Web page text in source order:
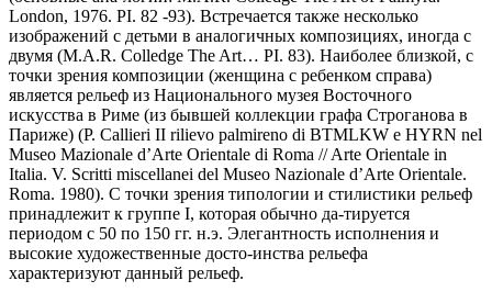
London, 1976. PI. 82 -93). Встречается также несколько
изображений с детьми в аналогичных композициях, иногда с
двумя (M.A.R. Colledge The Art… PI. 83). Наиболее близкой, с
точки зрения композиции (женщина с ребенком справа)
является рельеф из Национального музея Восточного
искусства в Риме (из бывшей коллекции графа Строганова в
Париже) (Р. Callieri II rilievo palmireno di BTMLKW e HYRN nel
Museo Mazionale d’Arte Orientale di Roma // Arte Orientale in
Italia. V. Scritti miscellanei del Museo Nazionale d’Arte Orientale.
Roma. 1980). С точки зрения типологии и стилистики рельеф
принадлежит к группе I, которая обычно да-тируется
периодом с 50 по 150 гг. н.э. Элегантность исполнения и
высокие художественные досто-инства рельефа
характеризуют данный рельеф.